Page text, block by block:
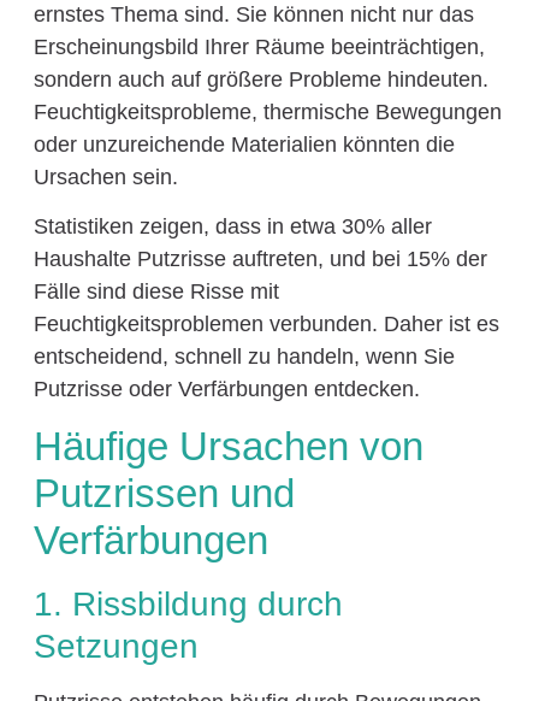
ernstes Thema sind. Sie können nicht nur das
Erscheinungsbild Ihrer Räume beeinträchtigen,
sondern auch auf größere Probleme hindeuten.
Feuchtigkeitsprobleme, thermische Bewegungen
oder unzureichende Materialien könnten die
Ursachen sein.
Statistiken zeigen, dass in etwa 30% aller
Haushalte Putzrisse auftreten, und bei 15% der
Fälle sind diese Risse mit
Feuchtigkeitsproblemen verbunden. Daher ist es
entscheidend, schnell zu handeln, wenn Sie
Putzrisse oder Verfärbungen entdecken.
Häufige Ursachen von
Putzrissen und
Verfärbungen
1. Rissbildung durch
Setzungen